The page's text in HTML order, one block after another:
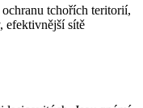
tchořích teritorií,
efektivnější sítě